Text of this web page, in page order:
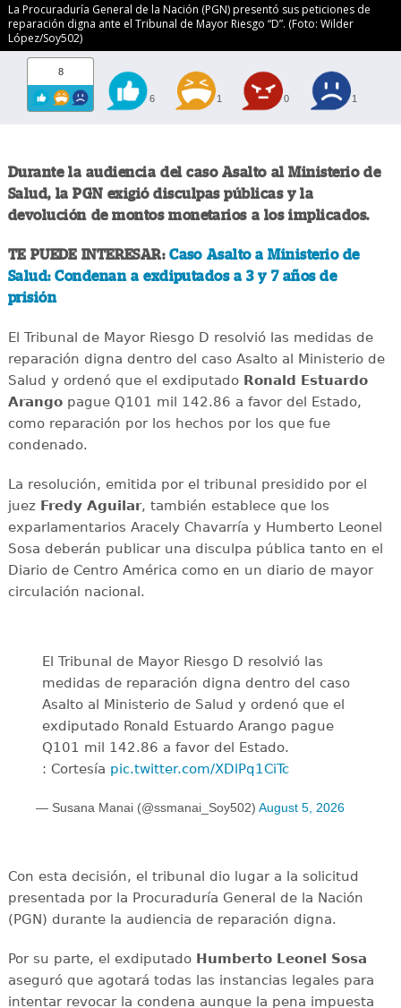
La Procuraduría General de la Nación (PGN) presentó sus peticiones de
reparación digna ante el Tribunal de Mayor Riesgo “D”. (Foto: Wilder
López/Soy502)
8
6 1 0 1
Durante la audiencia del caso Asalto al Ministerio de
Salud, la PGN exigió disculpas públicas y la
devolución de montos monetarios a los implicados.
TE PUEDE INTERESAR:Caso Asalto a Ministerio de
Salud: Condenan a exdiputados a 3 y 7 años de
prisión
El Tribunal de Mayor Riesgo D resolvió las medidas de
reparación digna dentro del caso Asalto al Ministerio de
Salud y ordenó que el exdiputado Ronald Estuardo
Arangopague Q101 mil 142.86 a favor del Estado,
como reparación por los hechos por los que fue
condenado.
La resolución, emitida por el tribunal presidido por el
juezFredy Aguilar, también establece que los
exparlamentarios Aracely Chavarría y Humberto Leonel
Sosa deberán publicar una disculpa pública tanto en el
Diario de Centro América como en un diario de mayor
circulación nacional.
El Tribunal de Mayor Riesgo D resolvió las
medidas de reparación digna dentro del caso
Asalto al Ministerio de Salud y ordenó que el
exdiputado Ronald Estuardo Arango pague
Q101 mil 142.86 a favor del Estado.
: Cortesía pic.twitter.com/XDlPq1CiTc
— Susana Manai (@ssmanai_Soy502) August 5, 2026
Con esta decisión, el tribunal dio lugar a la solicitud
presentada por la Procuraduría General de la Nación
(PGN) durante la audiencia de reparación digna.
Por su parte, el exdiputado Humberto Leonel Sosa
aseguró que agotará todas las instancias legales para
intentar revocar la condena aunque la pena impuesta